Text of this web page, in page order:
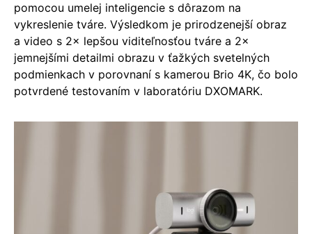
pomocou umelej inteligencie s dôrazom na
vykreslenie tváre. Výsledkom je prirodzenejší obraz
a video s 2× lepšou viditeľnosťou tváre a 2×
jemnejšími detailmi obrazu v ťažkých svetelných
podmienkach v porovnaní s kamerou Brio 4K, čo bolo
potvrdené testovaním v laboratóriu DXOMARK.